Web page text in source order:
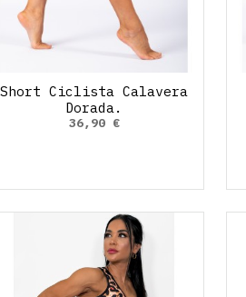
Short Ciclista Calavera
Dorada.
36,90 €